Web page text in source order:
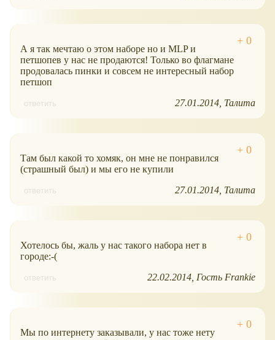
А я так мечтаю о этом наборе но и MLP и
петшопев у нас не продаются! Только во флагмане
продовалась пинки и совсем не интересный набор
петшоп
ответить 27.01.2014 Талита
Там был какой то хомяк, он мне не понравился
(страшный был) и мы его не купили
ответить 27.01.2014 Талита
Хотелось бы, жаль у нас такого набора нет в
городе:-(
ответить 22.02.2014 Гость Frankie
Мы по интернету заказывали, у нас тоже нету